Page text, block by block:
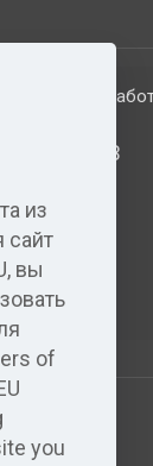
ТРЕКОВ
из
сайт
вы
of
you